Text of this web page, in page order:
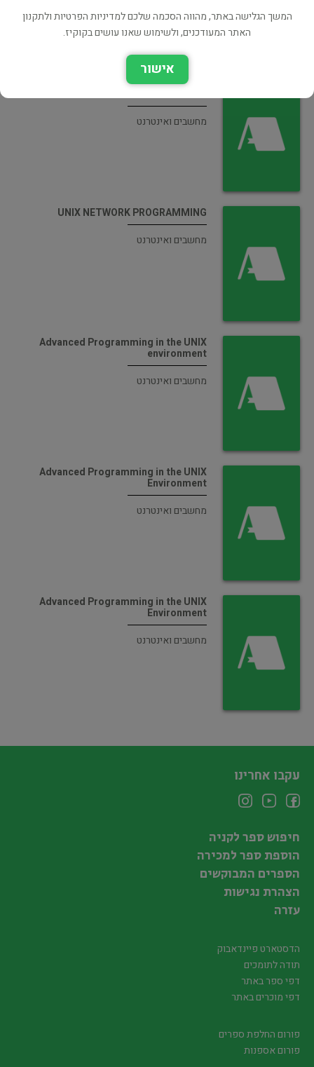
Advanced Programming in UNIX
מחשבים ואינטרנט
UNIX NETWORK PROGRAMMING
מחשבים ואינטרנט
Advanced Programming in the UNIX
environment
מחשבים ואינטרנט
Advanced Programming in the UNIX
Environment
מחשבים ואינטרנט
Advanced Programming in the UNIX
Environment
מחשבים ואינטרנט
המשך הגלישה באתר, מהווה הסכמה שלכם למדיניות הפרטיות ולתקנון
האתר המעודכנים, ולשימוש שאנו עושים בקוקיז.
אישור
עקבו אחרינו
חיפוש ספר לקניה
הוספת ספר למכירה
הספרים המבוקשים
הצהרת נגישות
עזרה
הדסטארט פיינדאבוק
תודה לתומכים
דפי ספר באתר
דפי מוכרים באתר
פורום החלפת ספרים
פורום אספנות